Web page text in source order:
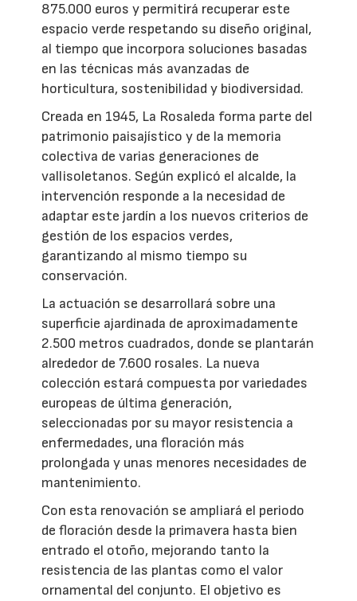
875.000 euros y permitirá recuperar este
espacio verde respetando su diseño original,
al tiempo que incorpora soluciones basadas
en las técnicas más avanzadas de
horticultura, sostenibilidad y biodiversidad.
Creada en 1945, La Rosaleda forma parte del
patrimonio paisajístico y de la memoria
colectiva de varias generaciones de
vallisoletanos. Según explicó el alcalde, la
intervención responde a la necesidad de
adaptar este jardín a los nuevos criterios de
gestión de los espacios verdes,
garantizando al mismo tiempo su
conservación.
La actuación se desarrollará sobre una
superficie ajardinada de aproximadamente
2.500 metros cuadrados, donde se plantarán
alrededor de 7.600 rosales. La nueva
colección estará compuesta por variedades
europeas de última generación,
seleccionadas por su mayor resistencia a
enfermedades, una floración más
prolongada y unas menores necesidades de
mantenimiento.
Con esta renovación se ampliará el periodo
de floración desde la primavera hasta bien
entrado el otoño, mejorando tanto la
resistencia de las plantas como el valor
ornamental del conjunto. El objetivo es